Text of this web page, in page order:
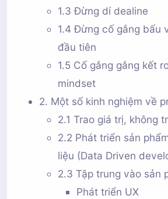
1.3 Đừng dí dealine
1.4 Đừng cố gắng bấu
đầu tiên
1.5 Cố gắng gắng kết
mindset
2. Một số kinh nghiệm về
2.1 Trao giá trị, không
2.2 Phát triển sản
liệu (Data Driven
2.3 Tập trung vào sản
Phát triển UX